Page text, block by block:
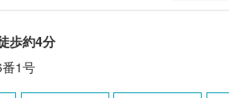
歩約4分
1号